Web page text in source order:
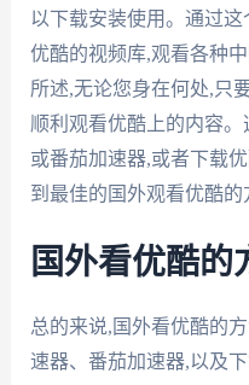
以下载安装使用。通过这
优酷的视频库,观看各种
所述,无论您身在何处,只
顺利观看优酷上的内容
或番茄加速器,或者下载
到最佳的国外观看优酷的
国外看优酷的
总的来说,国外看优酷的
速器、番茄加速器,以及